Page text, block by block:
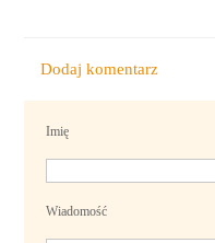
Dodaj komentarz
Imię
Wiadomość